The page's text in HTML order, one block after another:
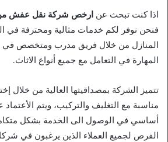
اذا كنت تبحث عن ارخص شركة نقل عفش من
فنحن نوفر لكم خدمات مثالية ومحترفة في
المنازل من خلال فريق مدرب ومتخصص في
المهارة في التعامل مع جميع أنواع الاثاث.
تتميز الشركة بمصداقيتها العالية من خلال
مناسبة مع التغليف والتركيب، ويتم
أساسي في الوصول الى الخدمة بشكل
الفرص لجميع العملاء الذين يرغبون في